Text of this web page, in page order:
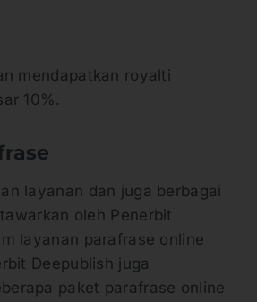
mendapatkan royalti
10%.
layanan dan juga berbagai
oleh Penerbit
layanan parafrase online
Deepublish juga
paket parafrase online